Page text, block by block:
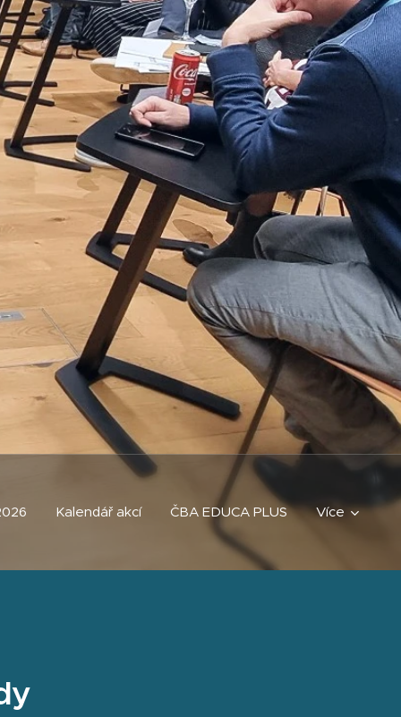
Kalendář akcí ČBA EDUCA PLUS Více